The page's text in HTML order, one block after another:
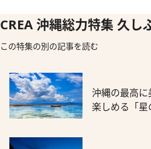
CREA 沖縄総力特集 久し
この特集の別の記事を読む
沖縄の最高
楽しめる「